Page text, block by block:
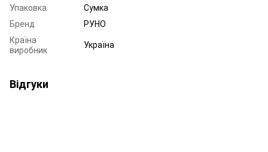
Упаковка
Сумка
Бренд
РУНО
Країна
виробник
Україна
Відгуки